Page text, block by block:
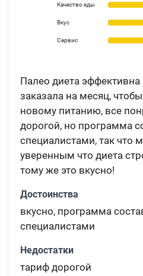
Качество еды
Вкус
Сервис
Палео диета эффективна
заказала на месяц,
новому питанию, все
дорогой, но программа
специалистами, так что
уверенным что диета
тому же это вкусно!
Достоинства
вкусно, программа
специалистами
Недостатки
тариф дорогой